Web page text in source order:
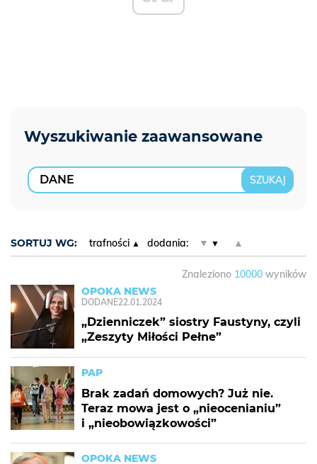
SORTUJ WG: trafności dodania: ▼ ▲
Znaleziono 10000 wyników
OPOKA NEWS
DODANE22.01.2024
„Dzienniczek” siostry Faustyny, czyli
„Zeszyty Miłości Pełne”
PAP
Brak zadań domowych? Już nie.
Teraz mowa jest o „nieocenianiu”
i „nieobowiązkowości”
OPOKA NEWS